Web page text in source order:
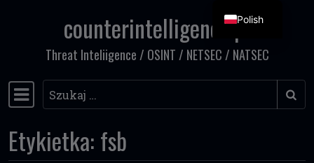
Przejdź do treścicounterintelligence.pl
Threat Inteliigence / OSINT / NETSEC / NATSEC
Główna nawigacja
Szukaj
Etykietka: fsb
Polish